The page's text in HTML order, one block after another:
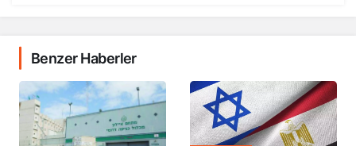
Benzer Haberler